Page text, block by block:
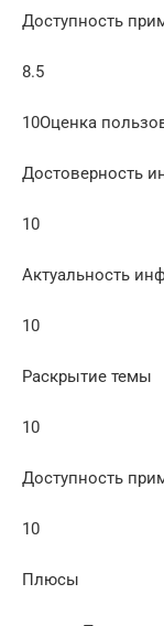
Доступность
8.5
10Оценка
Достоверность
10
Актуальность
10
Раскрытие темы
10
Доступность
10
Плюсы